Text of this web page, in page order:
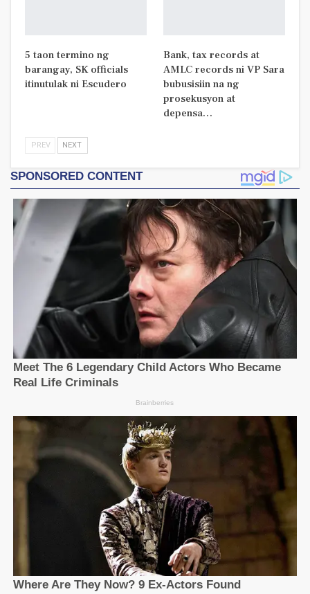
5 taon termino ng
barangay, SK officials
itinutulak ni Escudero
Bank, tax records at
AMLC records ni VP Sara
bubusisiin na ng
prosekusyon at
depensa…
PREV NEXT